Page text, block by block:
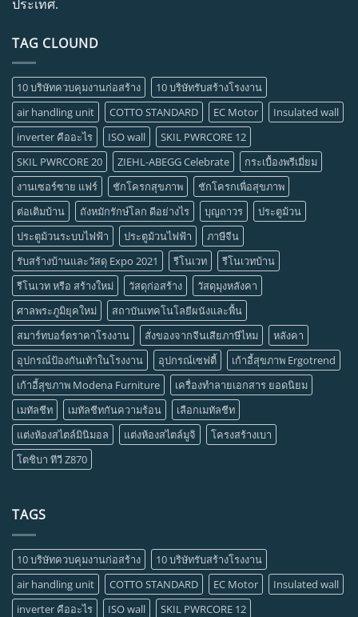
ประเทศ.
TAG CLOUND
10 บริษัทควบคุมงานก่อสร้าง
10 บริษัทรับสร้างโรงงาน
air handling unit
COTTO STANDARD EC Motor
Insulated wall
inverter คืออะไร
ISO wall
SKIL PWRCORE 12
SKIL PWRCORE 20
ZIEHL-ABEGG Celebrate
กระเบื้องพรีเมี่ยม
งานเซอร์ซาย แฟร์
ชักโครกสุขภาพ
ชักโครกเพื่อสุขภาพ
ต่อเติมบ้าน
ถังหมักรักษ์โลก ดีอย่างไร บุญถาวร
ประตูม้วน
ประตูม้วนระบบไฟฟ้า
ประตูม้วนไฟฟ้า
ภาษีจีน
รับสร้างบ้านและวัสดุ Expo 2021
รีโนเวท
รีโนเวทบ้าน
รีโนเวท หรือ สร้างใหม่
วัสดุก่อสร้าง
วัสดุมุงหลังคา
ศาลพระภูมิยุคใหม่
สถาบันเทคโนโลยีผนังและพื้น
สมาร์ทบอร์ดราคาโรงงาน
สั่งของจากจีนเสียภาษีไหม
หลังคา
อุปกรณ์ป้องกันเท้าในโรงงาน
อุปกรณ์เซฟตี้
เก้าอี้สุขภาพ Ergotrend
เก้าอี้สุขภาพ Modena Furniture
เครื่องทำลายเอกสาร ยอดนิยม
เมทัลชีท
เมทัลชีทกันความร้อน
เลือกเมทัลชีท
แต่งห้องสไตล์มินิมอล
แต่งห้องสไตล์มูจิ
โครงสร้างเบา
โตชิบา ทีวี Z870
TAGS
10 บริษัทควบคุมงานก่อสร้าง
10 บริษัทรับสร้างโรงงาน
air handling unit
COTTO STANDARD EC Motor
Insulated wall
inverter คืออะไร
ISO wall
SKIL PWRCORE 12